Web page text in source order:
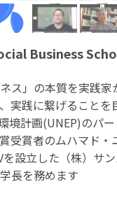
Business
ス」の本質を実践
実践に繋げることを
境計画(UNEP)のパ
受賞者のムハマド・
を設立した（株）サ
長を務めます